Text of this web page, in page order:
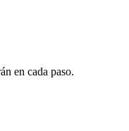
en cada paso.